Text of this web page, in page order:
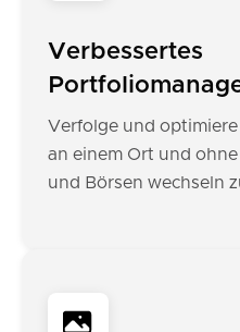
Verbessertes
Verfolge und
an einem Ort und
und Börsen wechseln